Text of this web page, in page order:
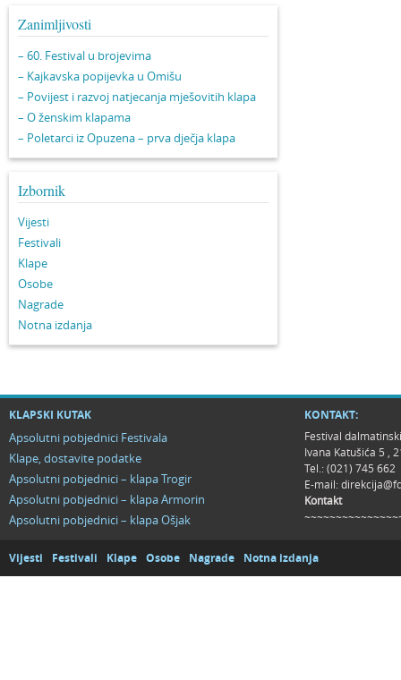
Zanimljivosti
– 60. Festival u brojevima
– Kajkavska popijevka u Omišu
– Povijest i razvoj natjecanja mješovitih klapa
– O ženskim klapama
– Poletarci iz Opuzena – prva dječja klapa
Izbornik
Vijesti
Festivali
Klape
Osobe
Nagrade
Notna izdanja
KLAPSKI KUTAK
Apsolutni pobjednici Festivala
Klape, dostavite podatke
Apsolutni pobjednici – klapa Trogir
Apsolutni pobjednici – klapa Armorin
Apsolutni pobjednici – klapa Ošjak
KONTAKT:
Festival
Ivana Katušića 5 ,
Tel.: (021) 745 662
E-mail:
Kontakt
Vijesti Festivali Klape Osobe Nagrade Notna izdanja